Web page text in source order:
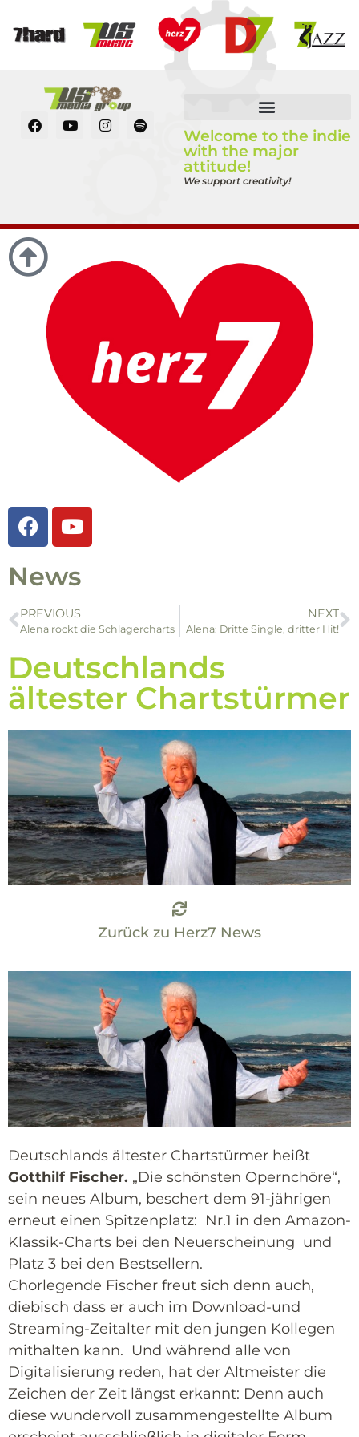
Welcome to the indie
with the major
attitude!
We support creativity!
News
PREVIOUS
Alena rockt die Schlagercharts
NEXT
Alena: Dritte Single, dritter Hit!
Deutschlands
ältester Chartstürmer
Zurück zu Herz7 News
Deutschlands ältester Chartstürmer heißt
Gotthilf Fischer. „Die schönsten Opernchöre“,
sein neues Album, beschert dem 91-jährigen
erneut einen Spitzenplatz: Nr.1 in den Amazon-
Klassik-Charts bei den Neuerscheinung und
Platz 3 bei den Bestsellern.
Chorlegende Fischer freut sich denn auch,
diebisch dass er auch im Download-und
Streaming-Zeitalter mit den jungen Kollegen
mithalten kann. Und während alle von
Digitalisierung reden, hat der Altmeister die
Zeichen der Zeit längst erkannt: Denn auch
diese wundervoll zusammengestellte Album